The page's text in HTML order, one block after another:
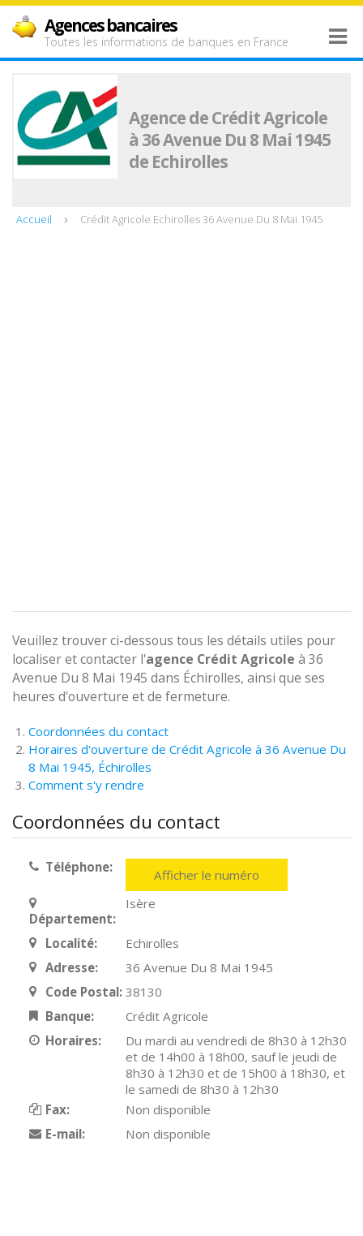
Agences bancaires
Toutes les informations de banques en France
Agence de Crédit Agricole
à 36 Avenue Du 8 Mai 1945
de Echirolles
Accueil Crédit Agricole Echirolles 36 Avenue Du 8 Mai 1945
Veuillez trouver ci-dessous tous les détails utiles pour
localiser et contacter l'agence Crédit Agricole à 36
Avenue Du 8 Mai 1945 dans Échirolles, ainsi que ses
heures d'ouverture et de fermeture.
Coordonnées du contact
Horaires d'ouverture de Crédit Agricole à 36 Avenue Du
8 Mai 1945, Échirolles
Comment s'y rendre
Coordonnées du contact
Téléphone: Afficher le numéro
Département:
Isère
Localité:
Echirolles
Adresse:
36 Avenue Du 8 Mai 1945
Code Postal: 38130
Banque:
Crédit Agricole
Horaires:
Du mardi au vendredi de 8h30 à 12h30
et de 14h00 à 18h00, sauf le jeudi de
8h30 à 12h30 et de 15h00 à 18h30, et
le samedi de 8h30 à 12h30
Fax:
Non disponible
E-mail:
Non disponible